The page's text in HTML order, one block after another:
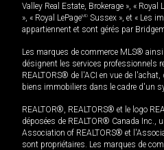
Valley Real Estate, Brokerage », « Royal
», « Royal LePageMD Sussex », et « Les
appartiennent et sont gérés par
Les marques de commerce MLS®
désignent les services professionnels
REALTORS® de l'ACI en vue de l'achat,
biens immobiliers dans le cadre d'un
REALTOR®, REALTORS® et le logo
déposées de REALTOR® Canada Inc.,
Association of REALTORS® et
sont propriétaires. Les marques de